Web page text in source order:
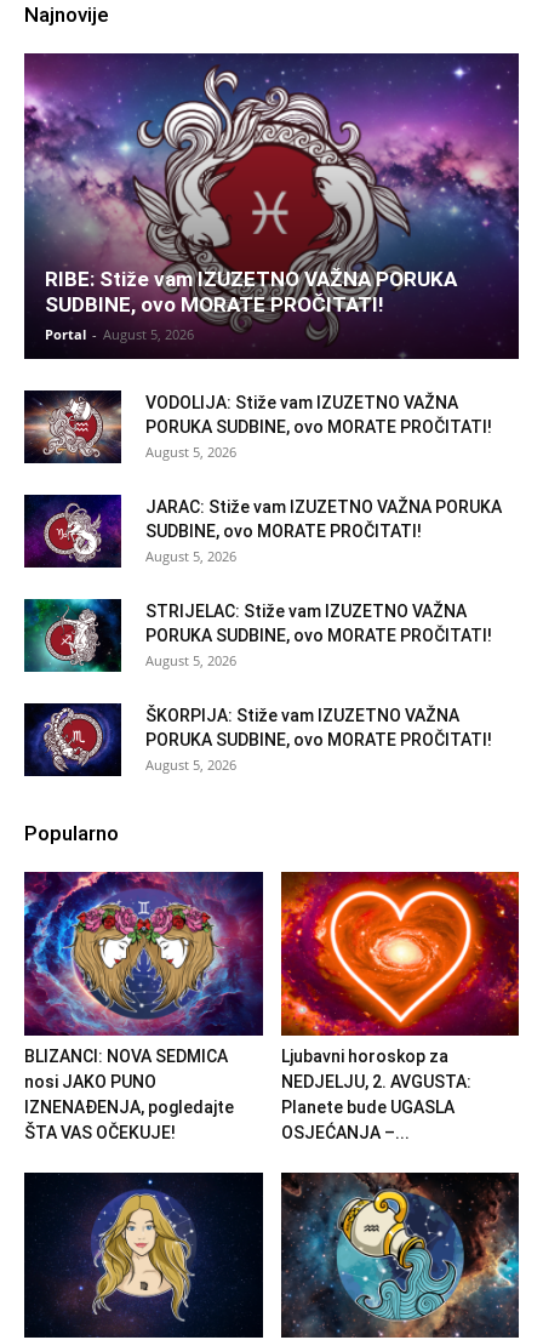
Najnovije
RIBE: Stiže vam IZUZETNO VAŽNA PORUKA
SUDBINE, ovo MORATE PROČITATI!
Portal - August 5, 2026
VODOLIJA: Stiže vam IZUZETNO VAŽNA
PORUKA SUDBINE, ovo MORATE PROČITATI!
August 5, 2026
JARAC: Stiže vam IZUZETNO VAŽNA PORUKA
SUDBINE, ovo MORATE PROČITATI!
August 5, 2026
STRIJELAC: Stiže vam IZUZETNO VAŽNA
PORUKA SUDBINE, ovo MORATE PROČITATI!
August 5, 2026
ŠKORPIJA: Stiže vam IZUZETNO VAŽNA
PORUKA SUDBINE, ovo MORATE PROČITATI!
August 5, 2026
Popularno
BLIZANCI: NOVA SEDMICA
nosi JAKO PUNO
IZNENAĐENJA, pogledajte
ŠTA VAS OČEKUJE!
Ljubavni horoskop za
NEDJELJU, 2. AVGUSTA:
Planete bude UGASLA
OSJEĆANJA –...